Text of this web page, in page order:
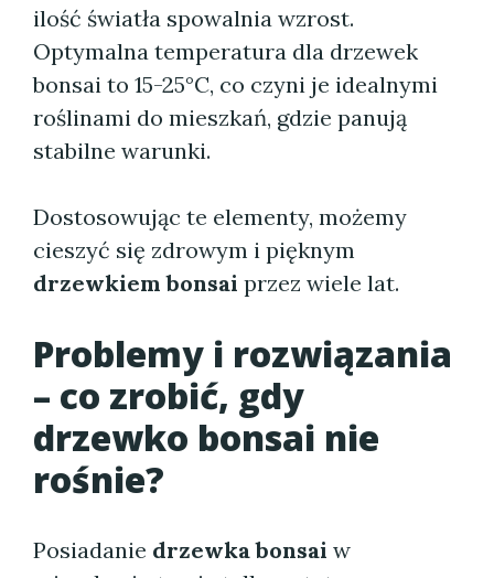
ilość światła spowalnia wzrost.
Optymalna temperatura dla drzewek
bonsai to 15-25°C, co czyni je idealnymi
roślinami do mieszkań, gdzie panują
stabilne warunki.
Dostosowując te elementy, możemy
cieszyć się zdrowym i pięknym
drzewkiem bonsai przez wiele lat.
Problemy i rozwiązania
– co zrobić, gdy
drzewko bonsai nie
rośnie?
Posiadanie drzewka bonsai w